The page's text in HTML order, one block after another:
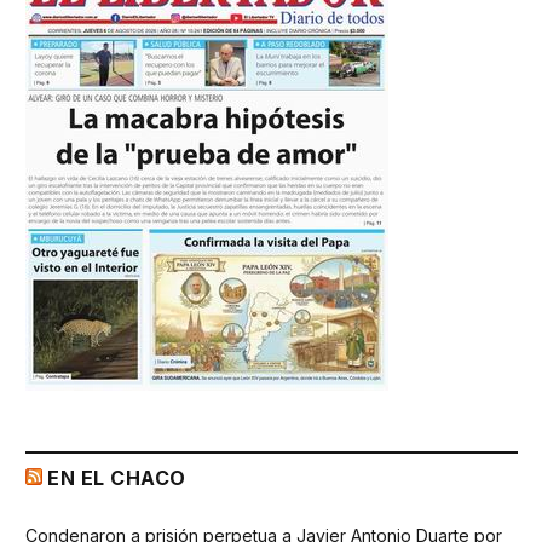
EN EL CHACO
Condenaron a prisión perpetua a Javier Antonio Duarte por